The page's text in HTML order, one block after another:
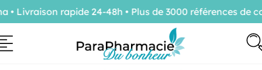
rapide 24-48h • Plus de 3000 références de